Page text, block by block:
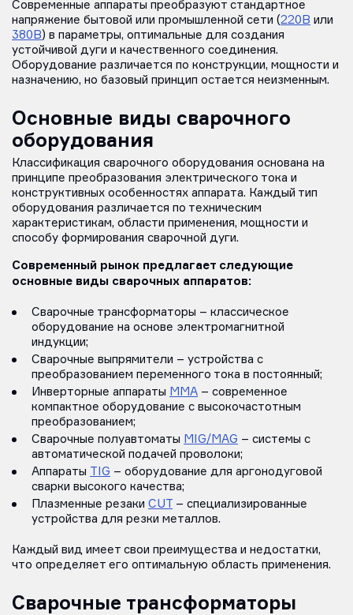
Современные аппараты преобразуют стандартное
напряжение бытовой или промышленной сети (220В или
380В) в параметры, оптимальные для создания
устойчивой дуги и качественного соединения.
Оборудование различается по конструкции, мощности и
назначению, но базовый принцип остается неизменным.
Основные виды сварочного
оборудования
Классификация сварочного оборудования основана на
принципе преобразования электрического тока и
конструктивных особенностях аппарата. Каждый тип
оборудования различается по техническим
характеристикам, области применения, мощности и
способу формирования сварочной дуги.
Современный рынок предлагает следующие
основные виды сварочных аппаратов:
Сварочные трансформаторы – классическое
оборудование на основе электромагнитной
индукции;
Сварочные выпрямители – устройства с
преобразованием переменного тока в постоянный;
Инверторные аппараты MMA – современное
компактное оборудование с высокочастотным
преобразованием;
Сварочные полуавтоматы MIG/MAG – системы с
автоматической подачей проволоки;
Аппараты TIG – оборудование для аргонодуговой
сварки высокого качества;
Плазменные резаки CUT – специализированные
устройства для резки металлов.
Каждый вид имеет свои преимущества и недостатки,
что определяет его оптимальную область применения.
Сварочные трансформаторы